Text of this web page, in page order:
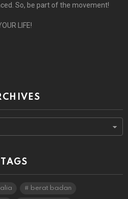
So, be part of the movement!
LIFE!
TAGS
berat badan